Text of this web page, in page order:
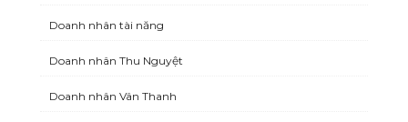
Doanh nhân tài năng
Doanh nhân Thu Nguyệt
Doanh nhân Vân Thanh